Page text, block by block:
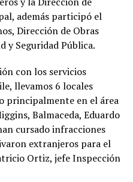
además participó el
Dirección de Obras
y Seguridad Pública.
con los servicios
llevamos 6 locales
principalmente en el área
Balmaceda, Eduardo
cursado infracciones
extranjeros para el
Ortiz, jefe Inspección